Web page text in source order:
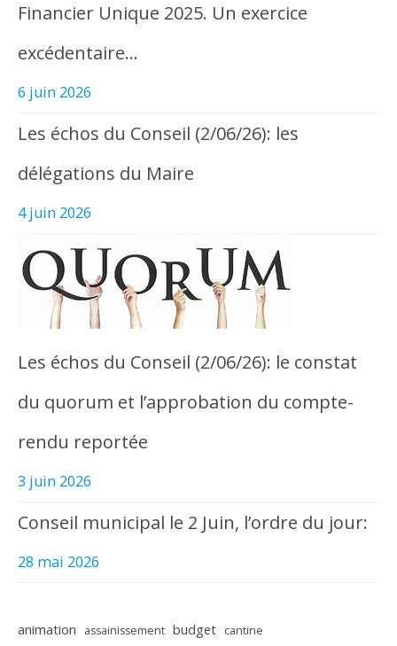
Financier Unique 2025. Un exercice
excédentaire…
6 juin 2026
Les échos du Conseil (2/06/26): les
délégations du Maire
4 juin 2026
Les échos du Conseil (2/06/26): le constat
du quorum et l’approbation du compte-
rendu reportée
3 juin 2026
Conseil municipal le 2 Juin, l’ordre du jour:
28 mai 2026
animation assainissement budget cantine